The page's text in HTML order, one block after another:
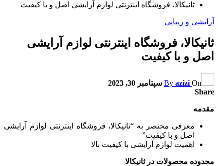
ثانیکالا، فروشگاه اینترنتی لوازم آرایشی اصل و با کیفیت
آرایشی و زیبایی
ثانیکالا، فروشگاه اینترنتی لوازم آرایشی
اصل و با کیفیت
By azizi On
سپتامبر 30, 2023
Share
مقدمه
معرفی مختصر به “ثانیکالا، فروشگاه اینترنتی لوازم آرایشی
اصل و با کیفیت”
اهمیت لوازم آرایشی با کیفیت بالا
محدوده محصولات در ثانیکالا